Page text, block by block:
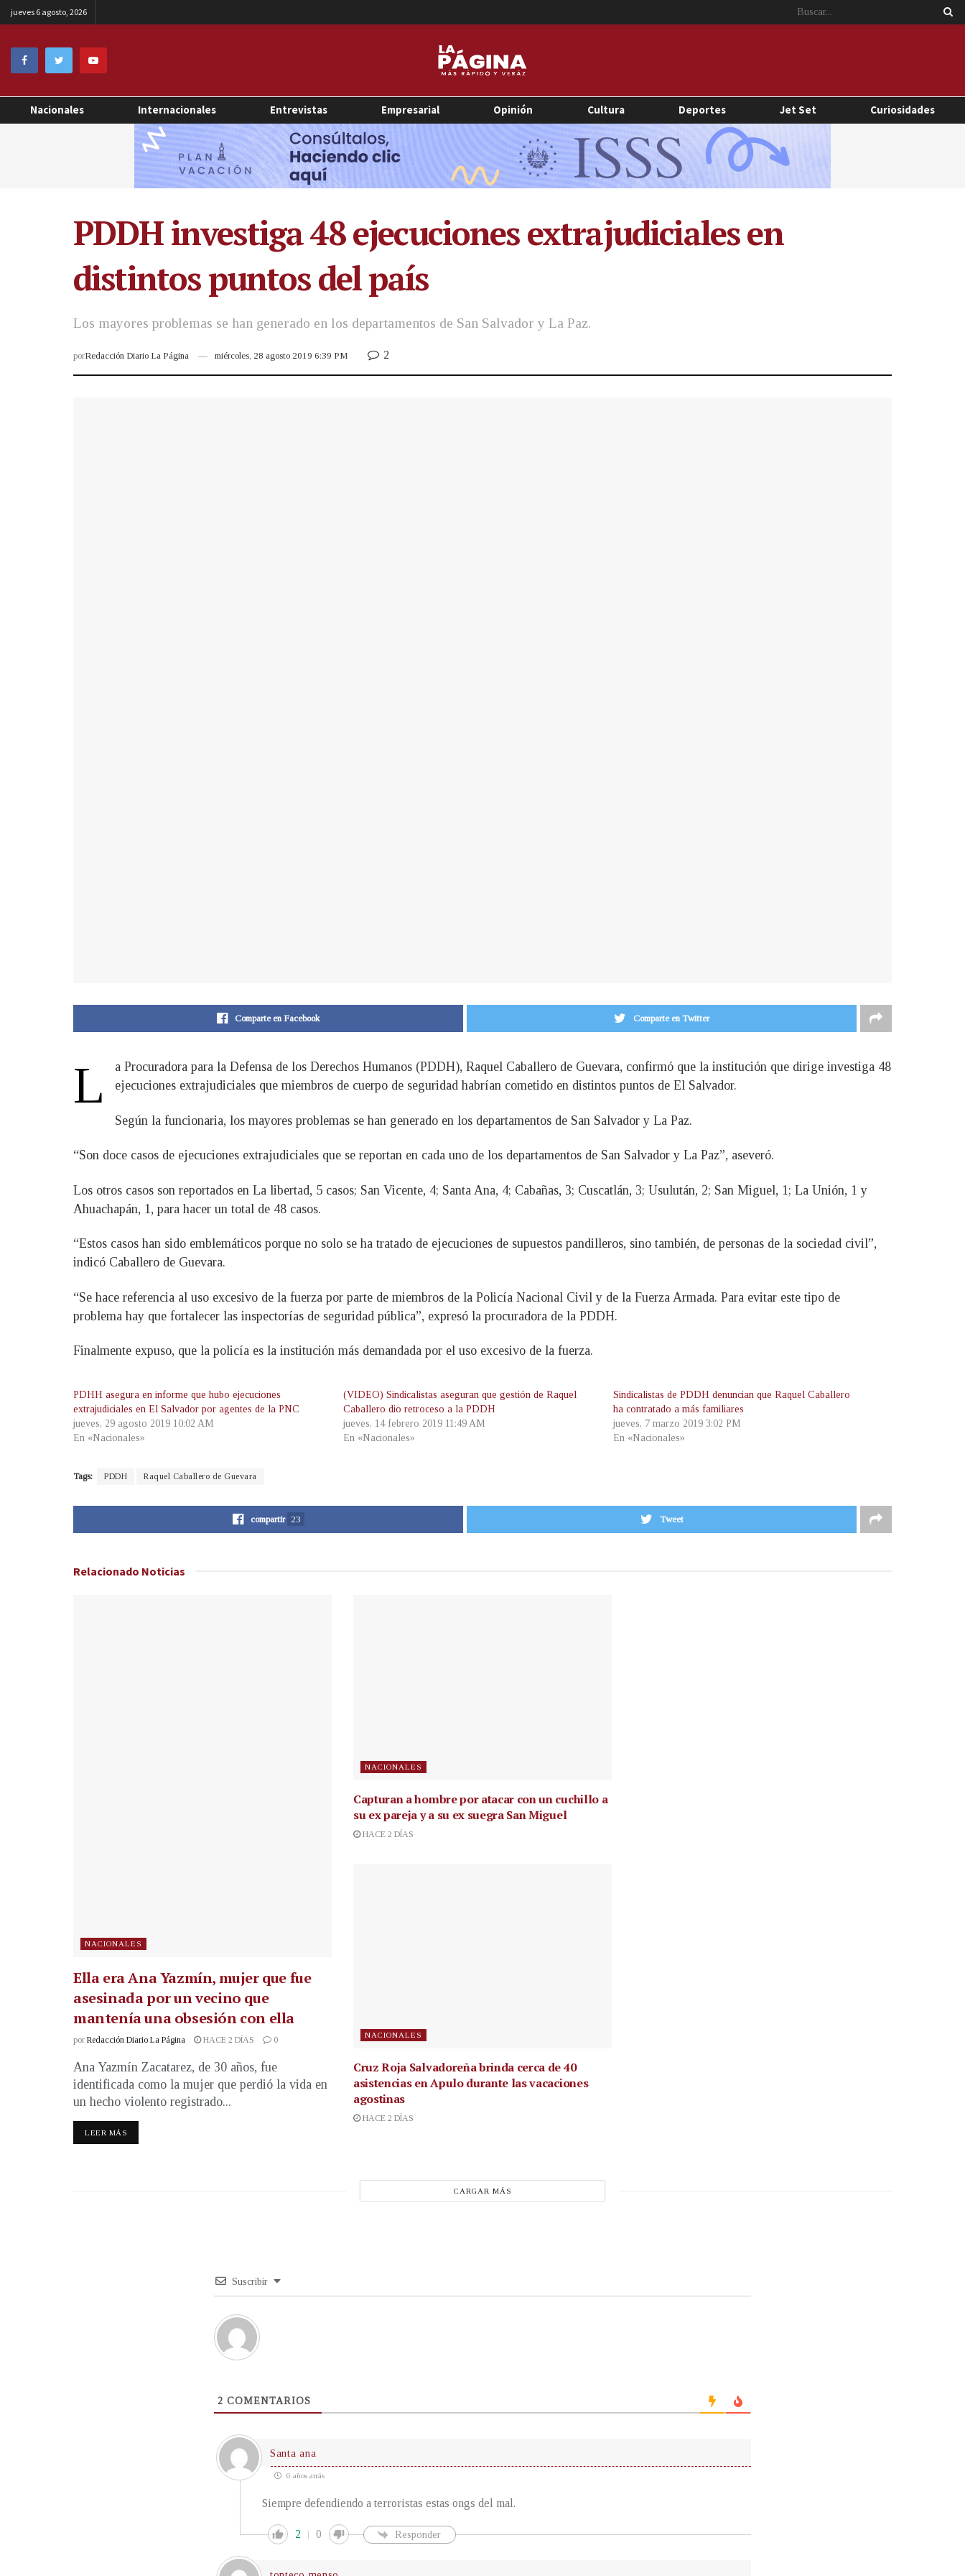
jueves 6 agosto, 2026
Nacionales Internacionales Entrevistas Empresarial Opinión Cultura Deportes Jet Set Curiosidades
PDDH investiga 48 ejecuciones extrajudiciales en
distintos puntos del país
Los mayores problemas se han generado en los departamentos de San Salvador y La Paz.
porRedacción Diario La Página miércoles, 28 agosto 2019 6:39 PM 2
Comparte en Facebook Comparte en Twitter
L
a Procuradora para la Defensa de los Derechos Humanos (PDDH), Raquel Caballero de Guevara, confirmó que la institución que dirige investiga 48
ejecuciones extrajudiciales que miembros de cuerpo de seguridad habrían cometido en distintos puntos de El Salvador.
Según la funcionaria, los mayores problemas se han generado en los departamentos de San Salvador y La Paz.
“Son doce casos de ejecuciones extrajudiciales que se reportan en cada uno de los departamentos de San Salvador y La Paz”, aseveró.
Los otros casos son reportados en La libertad, 5 casos; San Vicente, 4; Santa Ana, 4; Cabañas, 3; Cuscatlán, 3; Usulután, 2; San Miguel, 1; La Unión, 1 y
Ahuachapán, 1, para hacer un total de 48 casos.
“Estos casos han sido emblemáticos porque no solo se ha tratado de ejecuciones de supuestos pandilleros, sino también, de personas de la sociedad civil”,
indicó Caballero de Guevara.
“Se hace referencia al uso excesivo de la fuerza por parte de miembros de la Policía Nacional Civil y de la Fuerza Armada. Para evitar este tipo de
problema hay que fortalecer las inspectorías de seguridad pública”, expresó la procuradora de la PDDH.
Finalmente expuso, que la policía es la institución más demandada por el uso excesivo de la fuerza.
PDHH asegura en informe que hubo ejecuciones
extrajudiciales en El Salvador por agentes de la PNC
jueves, 29 agosto 2019 10:02 AM
En «Nacionales»
(VIDEO) Sindicalistas aseguran que gestión de Raquel
Caballero dio retroceso a la PDDH
jueves, 14 febrero 2019 11:49 AM
En «Nacionales»
Sindicalistas de PDDH denuncian que Raquel Caballero
ha contratado a más familiares
jueves, 7 marzo 2019 3:02 PM
En «Nacionales»
Tags: PDDH Raquel Caballero de Guevara
compartir 23 Tweet
Relacionado Noticias
NACIONALES
Ella era Ana Yazmín, mujer que fue
asesinada por un vecino que
mantenía una obsesión con ella
por Redacción Diario La Página HACE 2 DÍAS 0
Ana Yazmín Zacatarez, de 30 años, fue
identificada como la mujer que perdió la vida en
un hecho violento registrado...
LEER MÁS
NACIONALES
Capturan a hombre por atacar con un cuchillo a
su ex pareja y a su ex suegra San Miguel
HACE 2 DÍAS
NACIONALES
Cruz Roja Salvadoreña brinda cerca de 40
asistencias en Apulo durante las vacaciones
agostinas
HACE 2 DÍAS
CARGAR MÁS
Suscribir
2 COMENTARIOS
Santa ana
6 años atrás
Siempre defendiendo a terroristas estas ongs del mal.
2 0 Responder